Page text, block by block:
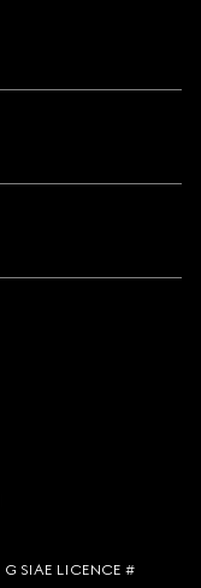
SIAE LICENCE #